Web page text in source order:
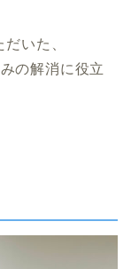
いた、
の解消に役立